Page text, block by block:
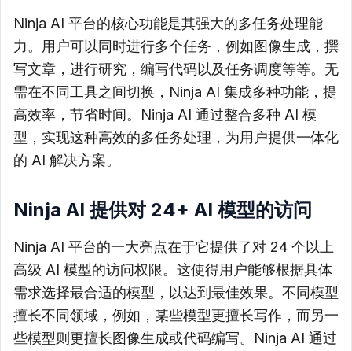
Ninja AI 平台的核心功能是其强大的多任务处理能
力。用户可以同时进行多个任务，例如图像生成，撰
写文章，进行研究，编写代码以及任务调度等等。无
需在不同工具之间切换，Ninja AI 集成多种功能，提
高效率，节省时间。Ninja AI 通过整合多种 AI 模
型，实现这种高效的多任务处理，为用户提供一体化
的 AI 解决方案。
Ninja AI 提供对 24+ AI 模型的访问
Ninja AI 平台的一大亮点在于它提供了对 24 个以上
高级 AI 模型的访问权限。这使得用户能够根据具体
需求选择最合适的模型，以达到最佳效果。不同模型
擅长不同领域，例如，某些模型更擅长写作，而另一
些模型则更擅长图像生成或代码编写。Ninja AI 通过